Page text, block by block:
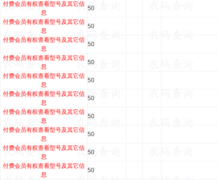
付费会员有权查看型号及其它信
息
50
付费会员有权查看型号及其它信
息
50
付费会员有权查看型号及其它信
息
50
付费会员有权查看型号及其它信
息
50
付费会员有权查看型号及其它信
息
50
付费会员有权查看型号及其它信
息
50
付费会员有权查看型号及其它信
息
50
付费会员有权查看型号及其它信
息
50
付费会员有权查看型号及其它信
息
50
付费会员有权查看型号及其它信
息
50